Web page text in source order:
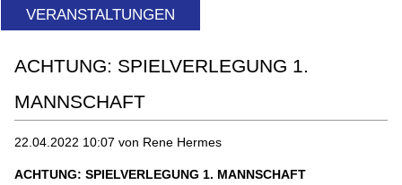
VERANSTALTUNGEN
ACHTUNG: SPIELVERLEGUNG 1.
MANNSCHAFT
22.04.2022 10:07 von Rene Hermes
ACHTUNG: SPIELVERLEGUNG 1. MANNSCHAFT